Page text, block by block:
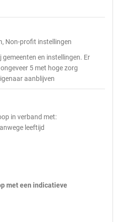
Non-profit instellingen
en instellingen. Er
5 met hoge zorg
aanblijven
in verband met:
leeftijd
met een indicatieve